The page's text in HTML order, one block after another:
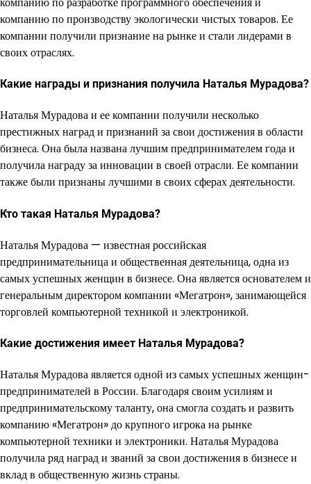
компанию по производству экологически чистых товаров. Ее
компании получили признание на рынке и стали лидерами в
своих отраслях.
Какие награды и признания получила Наталья Мурадова?
Наталья Мурадова и ее компании получили несколько
престижных наград и признаний за свои достижения в области
бизнеса. Она была названа лучшим предпринимателем года и
получила награду за инновации в своей отрасли. Ее компании
также были признаны лучшими в своих сферах деятельности.
Кто такая Наталья Мурадова?
Наталья Мурадова — известная российская
предпринимательница и общественная деятельница, одна из
самых успешных женщин в бизнесе. Она является основателем и
генеральным директором компании «Мегатрон», занимающейся
торговлей компьютерной техникой и электроникой.
Какие достижения имеет Наталья Мурадова?
Наталья Мурадова является одной из самых успешных женщин-
предпринимателей в России. Благодаря своим усилиям и
предпринимательскому таланту, она смогла создать и развить
компанию «Мегатрон» до крупного игрока на рынке
компьютерной техники и электроники. Наталья Мурадова
получила ряд наград и званий за свои достижения в бизнесе и
вклад в общественную жизнь страны.